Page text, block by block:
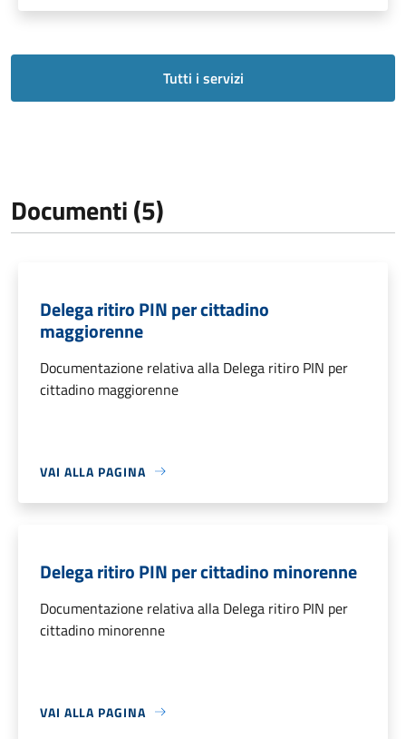
Tutti i servizi
Documenti (5)
Delega ritiro PIN per cittadino
maggiorenne
Documentazione relativa alla Delega ritiro PIN per
cittadino maggiorenne
VAI ALLA PAGINA
Delega ritiro PIN per cittadino minorenne
Documentazione relativa alla Delega ritiro PIN per
cittadino minorenne
VAI ALLA PAGINA